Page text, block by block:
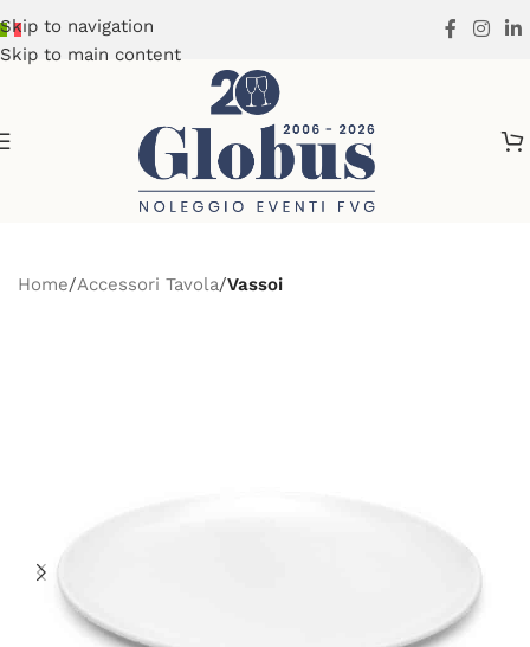
Skip to navigation
Skip to main content
Home Accessori Tavola Vassoi